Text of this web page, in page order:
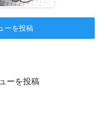
ーを投稿
ーを投稿